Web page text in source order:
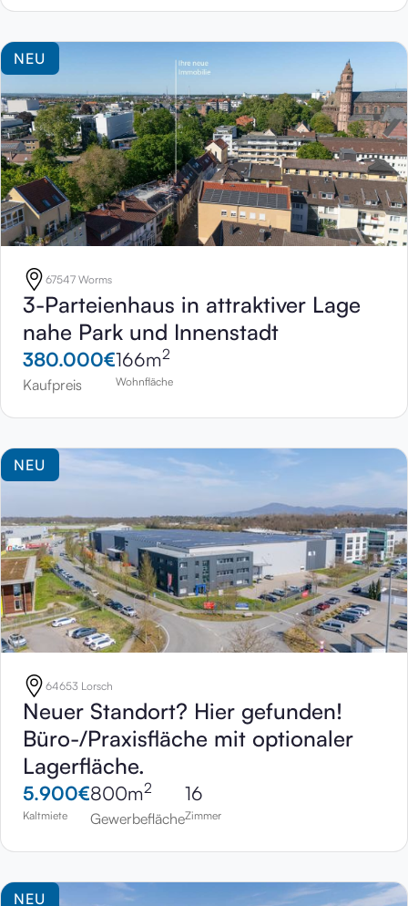
NEU
67547 Worms
3-Parteienhaus in attraktiver Lage
nahe Park und Innenstadt
380.000€
Kaufpreis
166m2
Wohnfläche
NEU
64653 Lorsch
Neuer Standort? Hier gefunden!
Büro-/Praxisfläche mit optionaler
Lagerfläche.
5.900€
Kaltmiete
800m2
Gewerbefläche
16
Zimmer
NEU